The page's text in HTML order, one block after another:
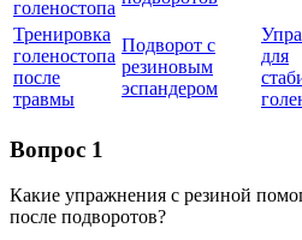
голеностопа
Тренировка
голеностопа
после
травмы
Подворот с
резиновым
эспандером
для
Вопрос 1
Какие упражнения с резиной
после подворотов?